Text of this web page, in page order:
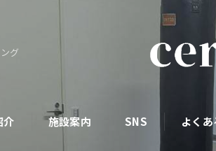
グ
介 施設案内 SNS よく